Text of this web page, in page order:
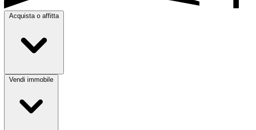
Acquista o affitta
Vendi immobile